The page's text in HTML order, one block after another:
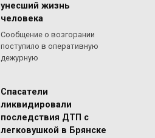
унесший жизнь
человека
Сообщение о возгорании
поступило в оперативную
дежурную
Спасатели
ликвидировали
последствия ДТП с
легковушкой в Брянске